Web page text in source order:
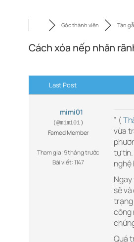
Góc thành viên Tán
Cách xóa nếp nhăn
Last Post
mimi01
(@mimi01)
Famed Member
Tham gia: 9 tháng trước
Bài viết: 1147
” (
vừa
tự
nghệ
sẽ
trạng
công
Quá